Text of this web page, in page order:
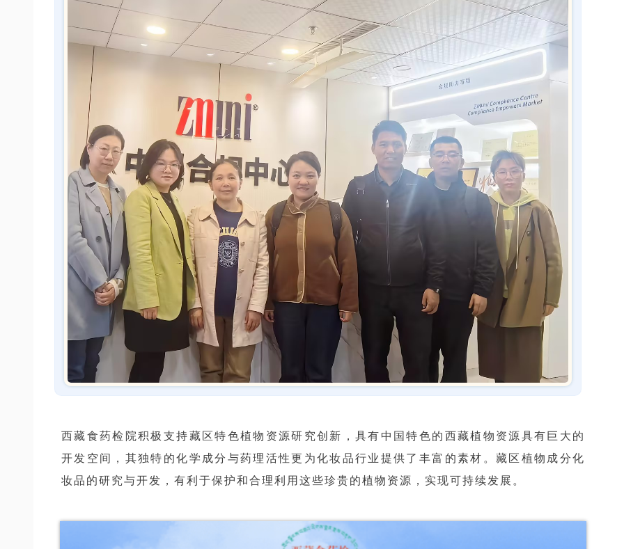
西藏食药检院积极支持藏区特色植物资源研究创新，具有中国特色的西藏植物资源具有巨大的
开发空间，其独特的化学成分与药理活性更为化妆品行业提供了丰富的素材。藏区植物成分化
妆品的研究与开发，有利于保护和合理利用这些珍贵的植物资源，实现可持续发展。